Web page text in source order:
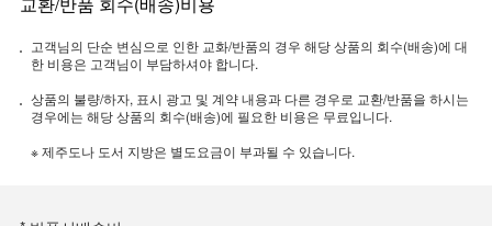
고객님의 단순 변심으로 인한 교화/반품의 경우 해당 상품의 회수(배송)에 대
한 비용은 고객님이 부담하셔야 합니다.
상품의 불량/하자, 표시 광고 및 계약 내용과 다른 경우로 교환/반품을 하시는
경우에는 해당 상품의 회수(배송)에 필요한 비용은 무료입니다.
※ 제주도나 도서 지방은 별도요금이 부과될 수 있습니다.